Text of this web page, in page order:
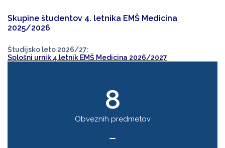
Skupine študentov 4. letnika EMŠ Medicina
2025/2026
Študijsko leto 2026/27:
Splošni urnik 4.letnik EMŠ Medicina 2026/2027
8
Obveznih predmetov